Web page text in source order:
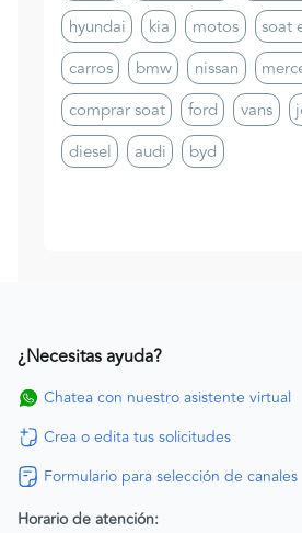
hyundai
kia motos
soat
carros
bmw nissan
comprar soat
ford vans
diesel
audi byd
¿Necesitas ayuda?
Chatea con nuestro asistente virtual
Crea o edita tus solicitudes
Formulario para selección de canales
Horario de atención: